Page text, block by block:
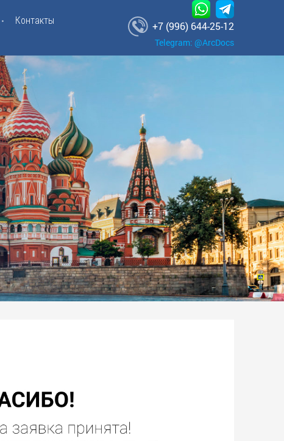
Контакты +7 (996) 644-25-12
Telegram: @ArcDocs